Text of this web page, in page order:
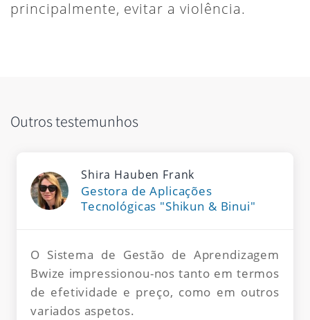
principalmente, evitar a violência.
Outros testemunhos
Shira Hauben Frank
Gestora de Aplicações
Tecnológicas "Shikun & Binui"
O Sistema de Gestão de Aprendizagem
Bwize impressionou-nos tanto em termos
de efetividade e preço, como em outros
variados aspetos.